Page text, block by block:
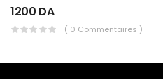
1200 DA
( 0 Commentaires )